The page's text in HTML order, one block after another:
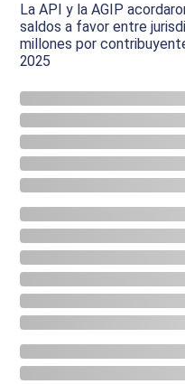
La API y la AGIP
saldos a favor entre
millones por
2025